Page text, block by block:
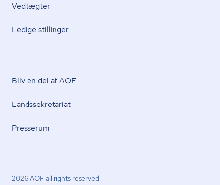
Vedtægter
Ledige stillinger
Bliv en del af AOF
Lands­se­kre­ta­ri­at
Presserum
2026 AOF all rights reserved